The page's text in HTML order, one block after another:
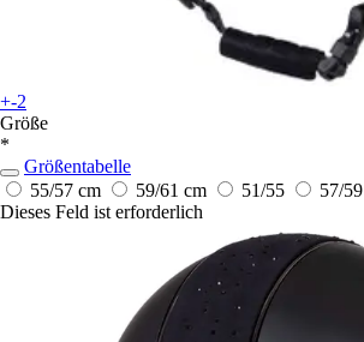
+-2
Größe
*
Größentabelle
55/57 cm
59/61 cm 51/55
57/59
Dieses Feld ist erforderlich